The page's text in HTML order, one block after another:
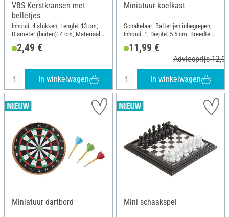
VBS Kerstkransen met
belletjes
Inhoud: 4 stukken; Lengte: 13 cm;
Diameter (buiten): 4 cm; Materiaal:
2,49 €
In winkelwagen
Miniatuur koelkast
Schakelaar; Batterijen inbegrepen;
Inhoud: 1; Diepte: 5.5 cm; Breedte:
Kunststof
11,99 €
Adviesprijs
In winkelwagen
Miniatuur dartbord Mini schaakspel